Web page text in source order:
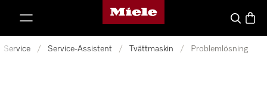
Mieles hemsida
Sök
Service / Service-Assistent / Tvättmaskin / Problemlösning